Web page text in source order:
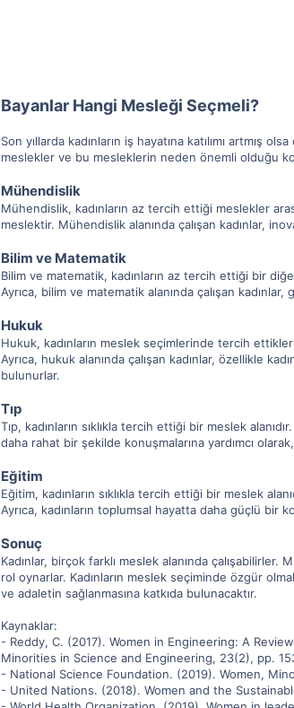
Bayanlar Hangi Mesleği Seçmeli?
Son yıllarda kadınların iş hayatına katılımı artmış
meslekler ve bu mesleklerin neden önemli olduğu
Mühendislik
Mühendislik, kadınların az tercih ettiği meslekler
meslektir. Mühendislik alanında çalışan kadınlar,
Bilim ve Matematik
Bilim ve matematik, kadınların az tercih ettiği bir
Ayrıca, bilim ve matematik alanında çalışan
Hukuk
Hukuk, kadınların meslek seçimlerinde tercih
Ayrıca, hukuk alanında çalışan kadınlar, özellikle
bulunurlar.
Tıp
Tıp, kadınların sıklıkla tercih ettiği bir meslek
daha rahat bir şekilde konuşmalarına yardımcı
Eğitim
Eğitim, kadınların sıklıkla tercih ettiği bir meslek
Ayrıca, kadınların toplumsal hayatta daha güçlü bir
Sonuç
Kadınlar, birçok farklı meslek alanında
rol oynarlar. Kadınların meslek seçiminde özgür
ve adaletin sağlanmasına katkıda bulunacaktır.
Kaynaklar:
- Reddy, C. (2017). Women in Engineering: A
Minorities in Science and Engineering, 23(2), pp.
- National Science Foundation. (2019). Women,
- United Nations. (2018). Women and the